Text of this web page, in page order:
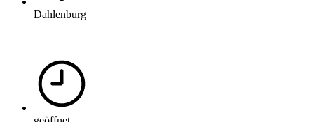
Dahlenburg